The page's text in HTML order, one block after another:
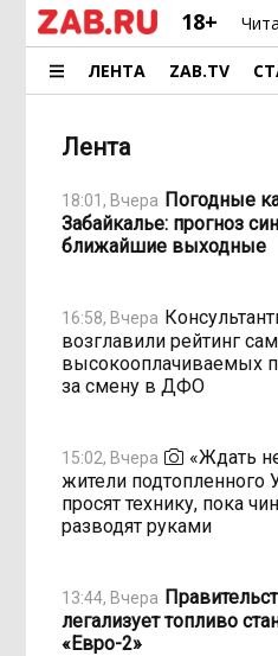
18+
ЛЕНТА ZAB.TV
Лента
18:01, Вчера Погодные
Забайкалье: прогноз
ближайшие выходные
16:58, Вчера
возглавили рейтинг
высокооплачиваемых
за смену в ДФО
15:02, Вчера
«Ждать
жители подтопленного
просят технику, пока
разводят руками
13:44, Вчера
легализует топливо
«Евро-2»